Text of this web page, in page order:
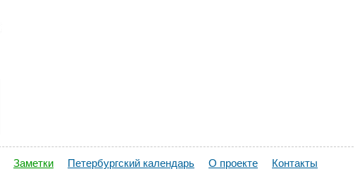
Заметки Петербургский календарь О проекте Контакты